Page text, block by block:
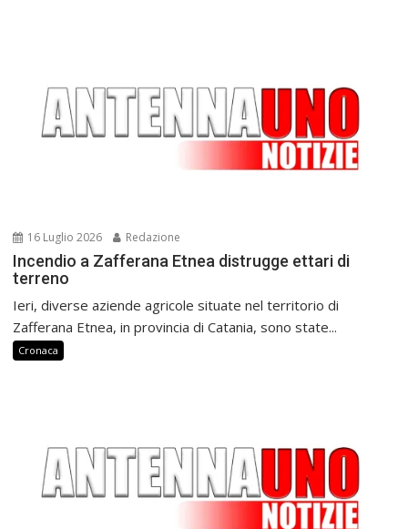
16 Luglio 2026 Redazione
Incendio a Zafferana Etnea distrugge ettari di
terreno
Ieri, diverse aziende agricole situate nel territorio di
Zafferana Etnea, in provincia di Catania, sono state...
Cronaca